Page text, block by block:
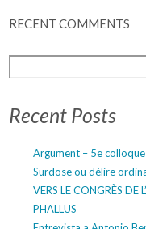
RECENT COMMENTS
Recent Posts
Argument – 5e
Surdose ou délire
VERS LE CONGRÈS DE
PHALLUS